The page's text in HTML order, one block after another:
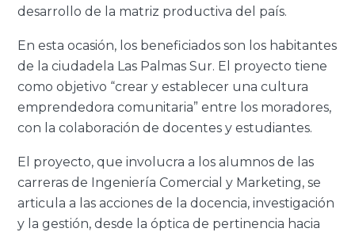
desarrollo de la matriz productiva del país.
En esta ocasión, los beneficiados son los habitantes
de la ciudadela Las Palmas Sur. El proyecto tiene
como objetivo “crear y establecer una cultura
emprendedora comunitaria” entre los moradores,
con la colaboración de docentes y estudiantes.
El proyecto, que involucra a los alumnos de las
carreras de Ingeniería Comercial y Marketing, se
articula a las acciones de la docencia, investigación
y la gestión, desde la óptica de pertinencia hacia